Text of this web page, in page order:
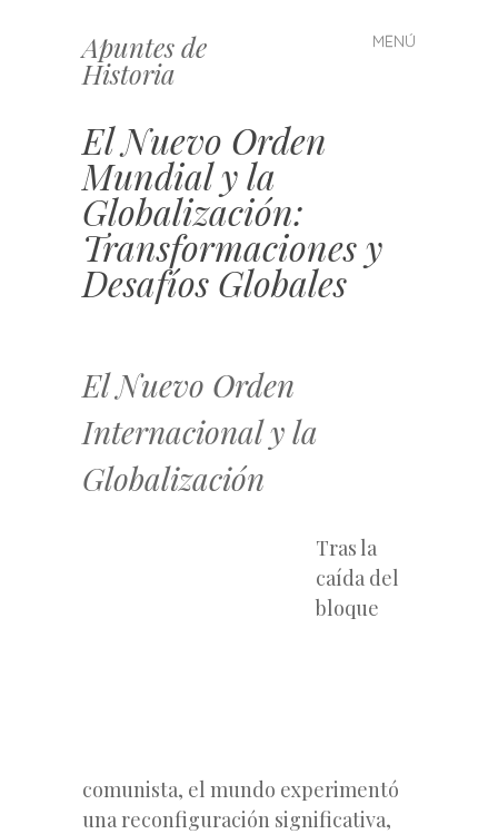
Apuntes de
Historia
MENÚ
Saltar
al
El Nuevo Orden
Mundial y la
Globalización:
Transformaciones y
Desafíos Globales
El Nuevo Orden
Internacional y la
Globalización
Tras la
caída del
bloque
comunista, el mundo experimentó
una reconfiguración significativa,